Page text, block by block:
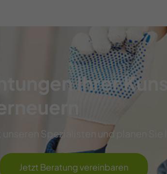
Ihrer
Spezialisten und planen Sie
Jetzt Beratung vereinbaren